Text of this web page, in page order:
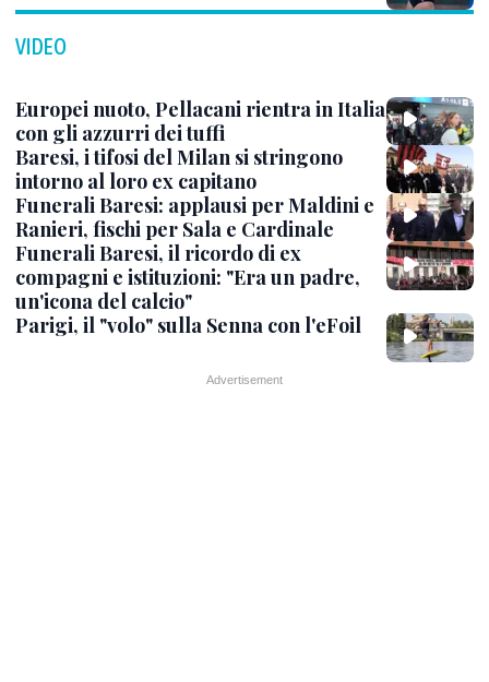
VIDEO
Europei nuoto, Pellacani rientra in Italia
con gli azzurri dei tuffi
Baresi, i tifosi del Milan si stringono
intorno al loro ex capitano
Funerali Baresi: applausi per Maldini e
Ranieri, fischi per Sala e Cardinale
Funerali Baresi, il ricordo di ex
compagni e istituzioni: "Era un padre,
un'icona del calcio"
Parigi, il "volo" sulla Senna con l'eFoil